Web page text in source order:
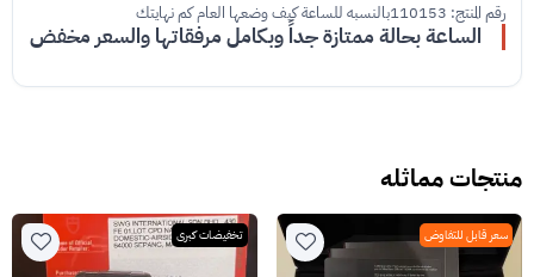
رقم المنتج: 110153بالنسبه للساعة كيف وضعها العام كم نهايتك
الساعة بحالة ممتازة جداً وبكامل مرفقاتها والسعر مخفض
منتجات مماثله
سعر قابل للتفاوض تخفيضات كبرى